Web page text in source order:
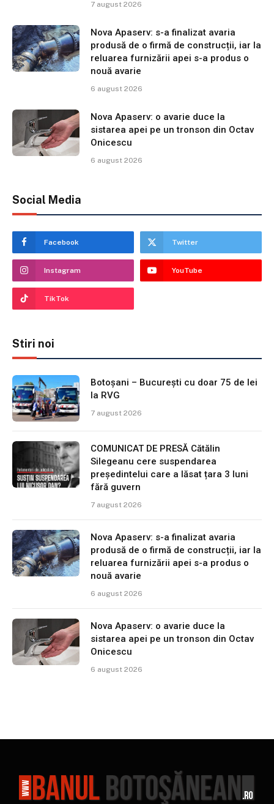
7 august 2026
Nova Apaserv: s-a finalizat avaria
produsă de o firmă de construcții, iar la
reluarea furnizării apei s-a produs o
nouă avarie
6 august 2026
Nova Apaserv: o avarie duce la
sistarea apei pe un tronson din Octav
Onicescu
6 august 2026
Social Media
Facebook Twitter
Instagram YouTube
TikTok
Stiri noi
Botoșani – București cu doar 75 de lei
la RVG
7 august 2026
COMUNICAT DE PRESĂ Cătălin
Silegeanu cere suspendarea
președintelui care a lăsat țara 3 luni
fără guvern
7 august 2026
Nova Apaserv: s-a finalizat avaria
produsă de o firmă de construcții, iar la
reluarea furnizării apei s-a produs o
nouă avarie
6 august 2026
Nova Apaserv: o avarie duce la
sistarea apei pe un tronson din Octav
Onicescu
6 august 2026